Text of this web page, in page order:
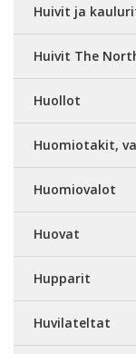
Huivit ja
Huivit The
Huollot
Huomiotakit,
Huomiovalot
Huovat
Hupparit
Huvilateltat